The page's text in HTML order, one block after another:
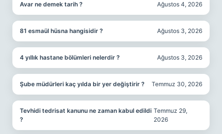
Avar ne demek tarih ? Ağustos 4, 2026
81 esmaül hüsna hangisidir ? Ağustos 3, 2026
4 yıllık hastane bölümleri nelerdir ? Ağustos 3, 2026
Şube müdürleri kaç yılda bir yer değiştirir ? Temmuz 30, 2026
Tevhidi tedrisat kanunu ne zaman kabul edildi
?
Temmuz 29,
2026